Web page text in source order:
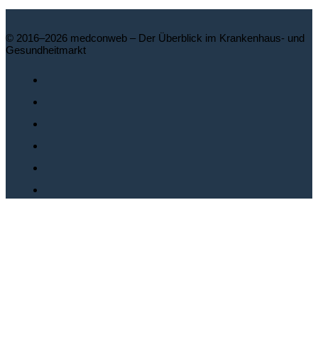
© 2016–2026 medconweb – Der Überblick im Krankenhaus- und
Gesundheitmarkt